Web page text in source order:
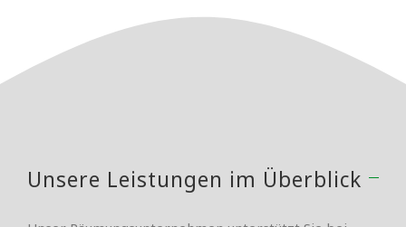
Unsere Leistungen im Überblick